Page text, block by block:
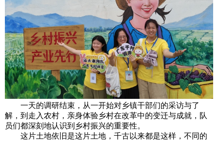
一天的调研结束，从一开始对乡镇干部们的采访与了
解，到走入农村，亲身体验乡村在改革中的变迁与成就，队
员们都深刻地认识到乡村振兴的重要性。
这片土地依旧是这片土地，千古以来都是这样，不同的